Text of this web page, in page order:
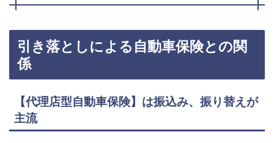
引き落としによる自動車保険との関
係
【代理店型自動車保険】は振込み、振り替えが
主流